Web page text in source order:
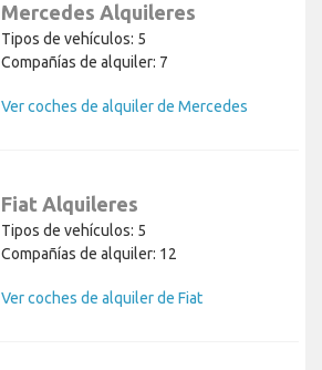
Mercedes Alquileres
Tipos de vehículos: 5
Compañías de alquiler: 7
Ver coches de alquiler de Mercedes
Fiat Alquileres
Tipos de vehículos: 5
Compañías de alquiler: 12
Ver coches de alquiler de Fiat